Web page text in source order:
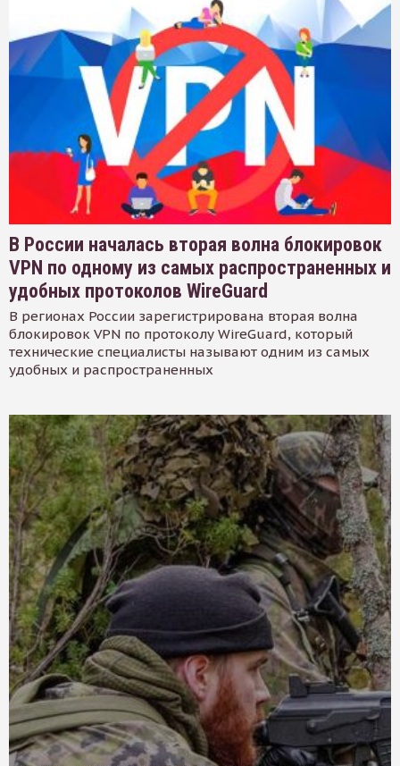
В России началась вторая волна блокировок
VPN по одному из самых распространенных и
удобных протоколов WireGuard
В регионах России зарегистрирована вторая волна
блокировок VPN по протоколу WireGuard, который
технические специалисты называют одним из самых
удобных и распространенных